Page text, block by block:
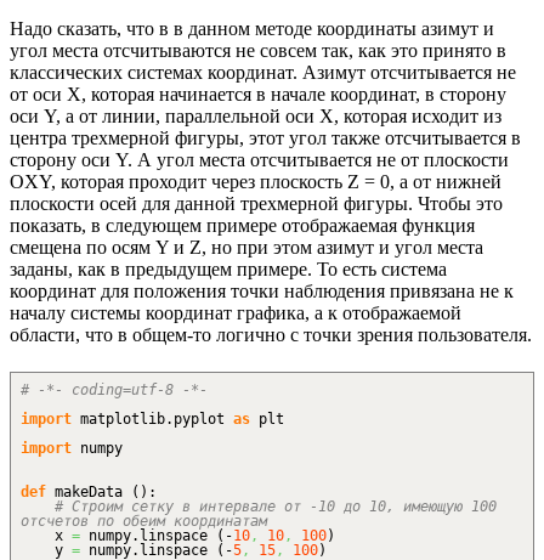
Надо сказать, что в в данном методе координаты азимут и
угол места отсчитываются не совсем так, как это принято в
классических системах координат. Азимут отсчитывается не
от оси X, которая начинается в начале координат, в сторону
оси Y, а от линии, параллельной оси X, которая исходит из
центра трехмерной фигуры, этот угол также отсчитывается в
сторону оси Y. А угол места отсчитывается не от плоскости
OXY, которая проходит через плоскость Z = 0, а от нижней
плоскости осей для данной трехмерной фигуры. Чтобы это
показать, в следующем примере отображаемая функция
смещена по осям Y и Z, но при этом азимут и угол места
заданы, как в предыдущем примере. То есть система
координат для положения точки наблюдения привязана не к
началу системы координат графика, а к отображаемой
области, что в общем-то логично с точки зрения пользователя.
# -*- coding=utf-8 -*-
import matplotlib. pyplot as plt
import numpy
def makeData ( ) :
# Строим сетку в интервале от -10 до 10, имеющую 100
отсчетов по обеим координатам
x = numpy. linspace ( -10, 10, 100)
y = numpy. linspace ( -5, 15, 100)